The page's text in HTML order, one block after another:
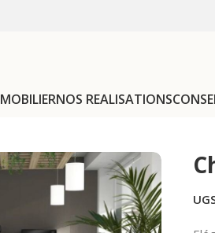
MOBILIERNOS REALISATIONS